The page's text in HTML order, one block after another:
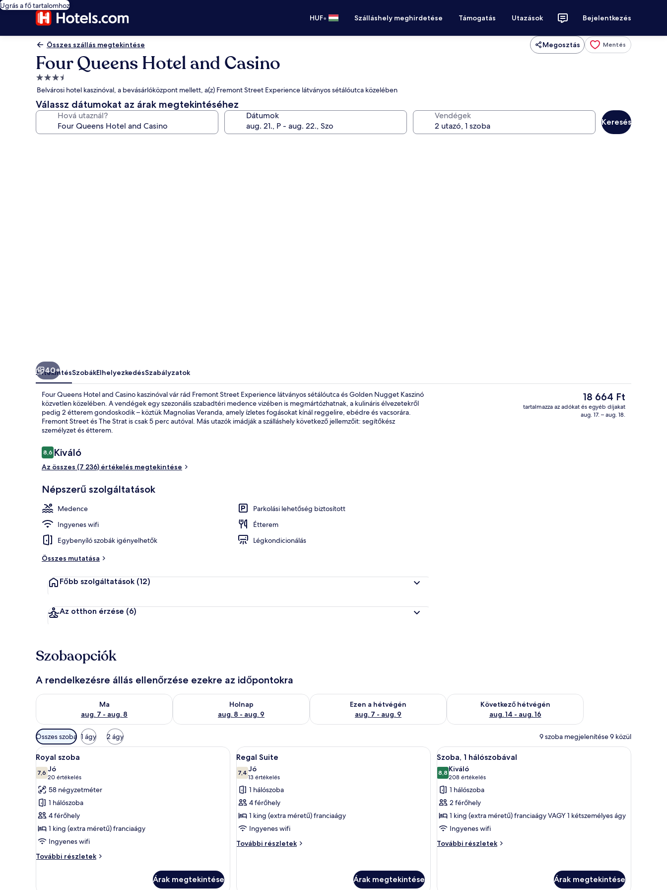
Ugrás a fő tartalomhoz
HUF• Szálláshely meghirdetése Támogatás Utazások Bejelentkezés
Összes szállás megtekintése Megosztás Mentés
Four Queens Hotel and Casino
3.5
csillagos
szálláshely
Belvárosi hotel kaszinóval, a bevásárlóközpont mellett, a(z) Fremont Street Experience látványos sétálóutca közelében
Válassz dátumokat az árak megtekintéséhez
Hová utaznál? Dátumok Vendégek
Keresés
4 bár/társalgó, pub
40+
ÁttekintésSzobákElhelyezkedésSzabályzatok
Four Queens Hotel and Casino kaszinóval vár rád Fremont Street Experience látványos sétálóutca és Golden Nugget Kaszinó
közvetlen közelében. A vendégek egy szezonális szabadtéri medence vizében is megmártózhatnak, a kulináris élvezetekről
pedig 2 étterem gondoskodik – köztük Magnolias Veranda, amely ízletes fogásokat kínál reggelire, ebédre és vacsorára.
Fremont Street és The Strat is csak 5 perc autóval. Más utazók imádják a szálláshely következő jellemzőit: segítőkész
személyzet és étterem.
Értékelések
8,68,6 ennyiből: 10
Kiváló
Az összes (7 236) értékelés megtekintése
Népszerű szolgáltatások
Medence
Parkolási lehetőség biztosított
Ingyenes wifi
Étterem
Egybenyíló szobák igényelhetők
Légkondicionálás
Összes mutatása
Főbb szolgáltatások (12)
Az otthon érzése (6)
A
jelenlegi
ár
18 664 Ft
tartalmazza az adókat és egyéb díjakat
aug. 17. – aug. 18.
Szobaopciók
A rendelkezésre állás ellenőrzése ezekre az időpontokra
Ma
aug. 7 - aug. 8
A ma esti rendelkezésre állás ellenőrzése: aug. 7 - aug. 8
Holnap
aug. 8 - aug. 9
A holnapi rendelkezésre állás ellenőrzése: aug. 8 - aug. 9
Ezen a hétvégén
aug. 7 - aug. 9
A mostani hétvégi rendelkezésre állás ellenőrzése: aug. 7 - aug. 9
Következő hétvégén
aug. 14 - aug. 16
A következő hétvégi rendelkezésre állás ellenőrzése: aug. 14 -
Szobákhoz
rendelkezésre
álló
szűrők
Összes szoba 1 ágy 2 ágy 9 szoba megjelenítése 9 közül
A
következő
szoba
összes
képének
megtekintése:
Royal
szoba
Egy szállodai szoba, amelyben található egy ágy, két éjjeliszekrény, egy barna bőrkanapé, egy fa kávézóasztal és egy kép a falon.
4
Royal szoba
7,610-ből 7,6
Jó
20 értékelés
(20
értékelés)
58 négyzetméter
1 hálószoba
4 férőhely
1 king (extra méretű) franciaágy
Ingyenes wifi
További részletek
Royal
Árak megtekintése
A
következő
szoba
összes
képének
megtekintése:
Regal
Suite
Egy szállodai szoba, amelyben található egy ágy, egy barna bőrkanapé, egy íróasztal és egy ablak, melyből a
3
Regal Suite
7,410-ből 7,4
Jó
13 értékelés
(13
értékelés)
1 hálószoba
4 férőhely
1 king (extra méretű) franciaágy
Ingyenes wifi
További részletek
Regal
Árak megtekintése
A
következő
szoba
összes
képének
megtekintése:
Szoba,
1
hálószobával
Egy szállodai szoba, amelyben egy nagy
4
Szoba, 1 hálószobával
8,810-ből 8,8
Kiváló
208 értékelés
(208
értékelés)
1 hálószoba
2 férőhely
1 king (extra méretű) franciaágy VAGY 1 kétszemélyes ágy
Ingyenes wifi
További részletek
Szoba,
Árak megtekintése